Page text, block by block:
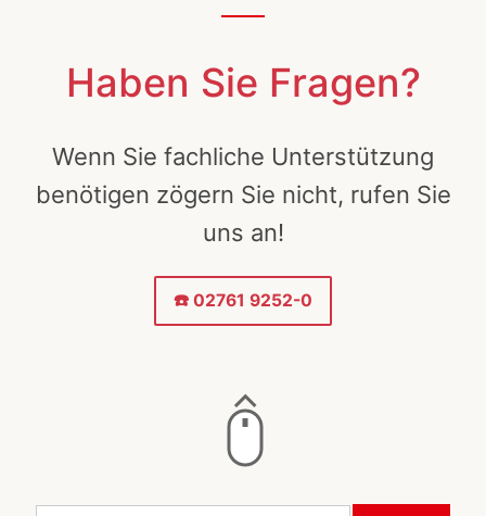
Haben Sie Fragen?
Wenn Sie fachliche Unterstützung
benötigen zögern Sie nicht, rufen Sie
uns an!
☎️ 02761 9252-0